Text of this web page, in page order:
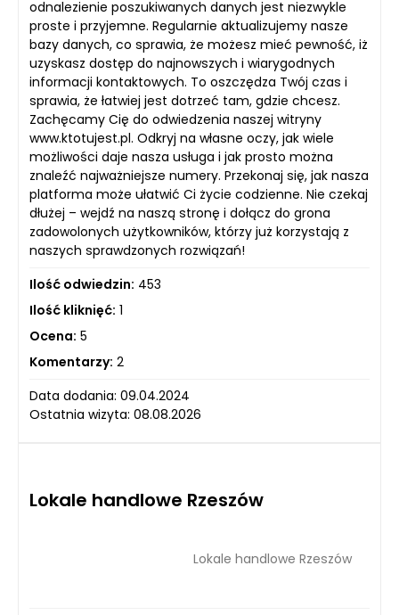
odnalezienie poszukiwanych danych jest niezwykle
proste i przyjemne. Regularnie aktualizujemy nasze
bazy danych, co sprawia, że możesz mieć pewność, iż
uzyskasz dostęp do najnowszych i wiarygodnych
informacji kontaktowych. To oszczędza Twój czas i
sprawia, że łatwiej jest dotrzeć tam, gdzie chcesz.
Zachęcamy Cię do odwiedzenia naszej witryny
www.ktotujest.pl. Odkryj na własne oczy, jak wiele
możliwości daje nasza usługa i jak prosto można
znaleźć najważniejsze numery. Przekonaj się, jak nasza
platforma może ułatwić Ci życie codzienne. Nie czekaj
dłużej – wejdź na naszą stronę i dołącz do grona
zadowolonych użytkowników, którzy już korzystają z
naszych sprawdzonych rozwiązań!
Ilość odwiedzin: 453
Ilość kliknięć: 1
Ocena: 5
Komentarzy: 2
Data dodania: 09.04.2024
Ostatnia wizyta: 08.08.2026
Lokale handlowe Rzeszów
Lokale handlowe Rzeszów